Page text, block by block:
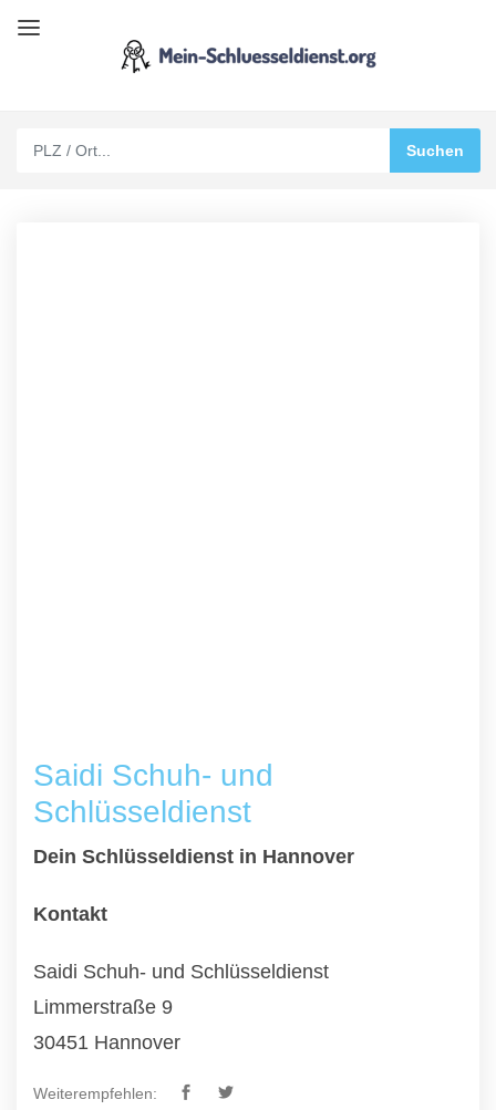
Saidi Schuh- und
Schlüsseldienst
Dein Schlüsseldienst in Hannover
Kontakt
Saidi Schuh- und Schlüsseldienst
Limmerstraße 9
30451 Hannover
Weiterempfehlen: